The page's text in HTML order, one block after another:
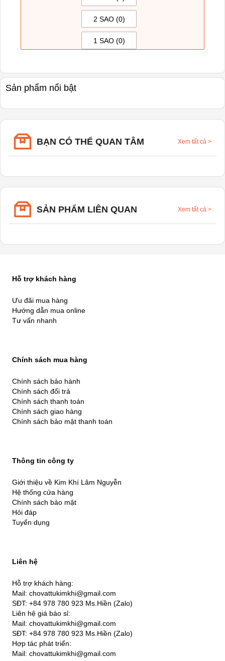
2 SAO (0)
1 SAO (0)
Sản phẩm nổi bật
BẠN CÓ THỂ QUAN TÂM Xem tất cả >
SẢN PHẨM LIÊN QUAN Xem tất cả >
Hỗ trợ khách hàng
Ưu đãi mua hàng
Hướng dẫn mua online
Tư vấn nhanh
Chính sách mua hàng
Chính sách bảo hành
Chính sách đổi trả
Chính sách thanh toán
Chính sách giao hàng
Chính sách bảo mật thanh toán
Thông tin công ty
Giới thiệu về Kim Khí Lâm Nguyễn
Hệ thống cửa hàng
Chính sách bảo mật
Hỏi đáp
Tuyển dụng
Liên hệ
Hỗ trợ khách hàng:
Mail: chovattukimkhi@gmail.com
SĐT: +84 978 780 923 Ms.Hiền (Zalo)
Liên hệ giá báo sỉ:
Mail: chovattukimkhi@gmail.com
SĐT: +84 978 780 923 Ms.Hiền (Zalo)
Hợp tác phát triển:
Mail: chovattukimkhi@gmail.com